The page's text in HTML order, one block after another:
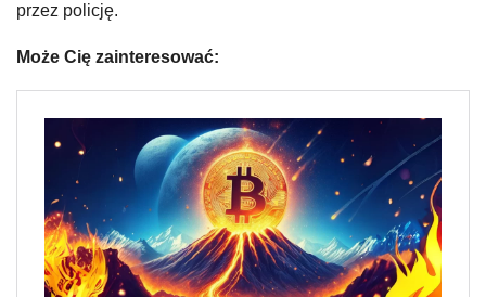
przez policję.
Może Cię zainteresować: